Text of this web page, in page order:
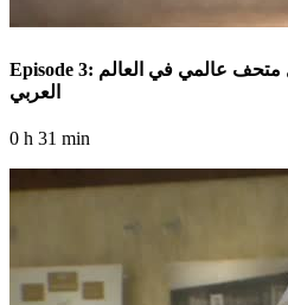
Episode 3: متحف اللوفر أبوظبي .. أول متحف عالمي في العالم
العربي
0 h 31 min